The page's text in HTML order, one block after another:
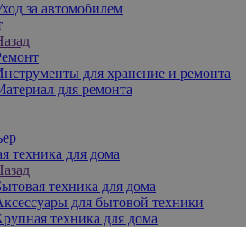
за автомобилем
для хранение и ремонта
для ремонта
техника для дома
техника для дома
для бытовой техники
техника для дома